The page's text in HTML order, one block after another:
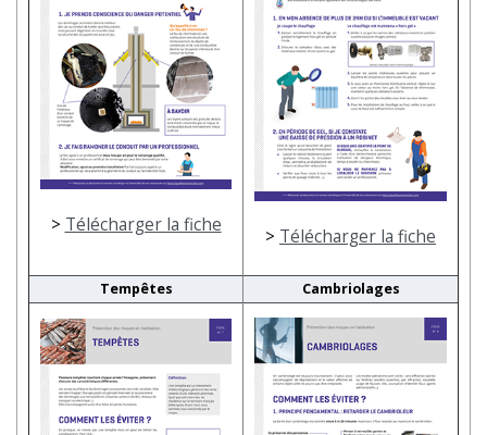
> Télécharger la fiche
> Télécharger la fiche
Tempêtes Cambriolages